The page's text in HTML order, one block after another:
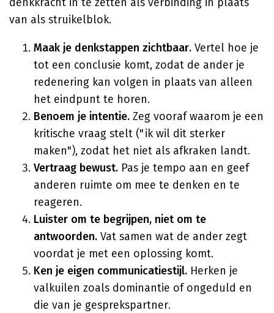
van als struikelblok.
Maak je denkstappen zichtbaar. Vertel hoe je
tot een conclusie komt, zodat de ander je
redenering kan volgen in plaats van alleen
het eindpunt te horen.
Benoem je intentie. Zeg vooraf waarom je een
kritische vraag stelt ("ik wil dit sterker
maken"), zodat het niet als afkraken landt.
Vertraag bewust. Pas je tempo aan en geef
anderen ruimte om mee te denken en te
reageren.
Luister om te begrijpen, niet om te
antwoorden. Vat samen wat de ander zegt
voordat je met een oplossing komt.
Ken je eigen communicatiestijl. Herken je
valkuilen zoals dominantie of ongeduld en
die van je gesprekspartner.